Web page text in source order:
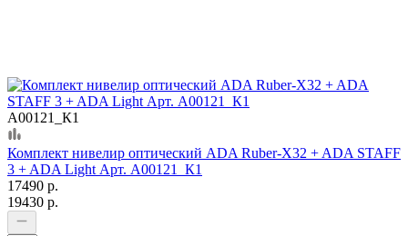
А00121_К1
Комплект нивелир оптический ADA Ruber-X32 + ADA STAFF
3 + ADA Light Арт. А00121_К1
17490 р.
19430 р.